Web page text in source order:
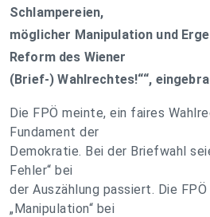
Schlampereien,
möglicher Manipulation und
Reform des Wiener
(Brief-) Wahlrechtes!““,
Die FPÖ meinte, ein faires
Fundament der
Demokratie. Bei der Briefwahl
Fehler“ bei
der Auszählung passiert. Die
„Manipulation“ bei